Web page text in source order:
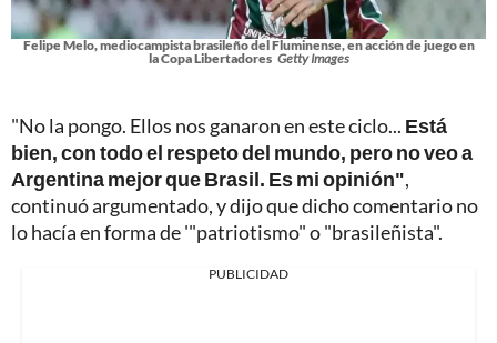
Felipe Melo, mediocampista brasileño del Fluminense, en acción de juego en
la Copa Libertadores Getty Images
"No la pongo. Ellos nos ganaron en este ciclo... Está
bien, con todo el respeto del mundo, pero no veo a
Argentina mejor que Brasil. Es mi opinión",
continuó argumentado, y dijo que dicho comentario no
lo hacía en forma de '"patriotismo" o "brasileñista".
PUBLICIDAD